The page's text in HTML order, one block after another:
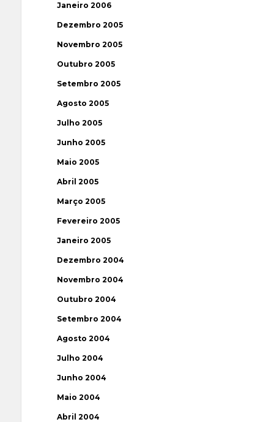
Janeiro 2006
Dezembro 2005
Novembro 2005
Outubro 2005
Setembro 2005
Agosto 2005
Julho 2005
Junho 2005
Maio 2005
Abril 2005
Março 2005
Fevereiro 2005
Janeiro 2005
Dezembro 2004
Novembro 2004
Outubro 2004
Setembro 2004
Agosto 2004
Julho 2004
Junho 2004
Maio 2004
Abril 2004